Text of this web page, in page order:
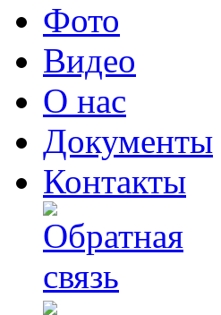
Фото
Видео
О нас
Документы
Контакты